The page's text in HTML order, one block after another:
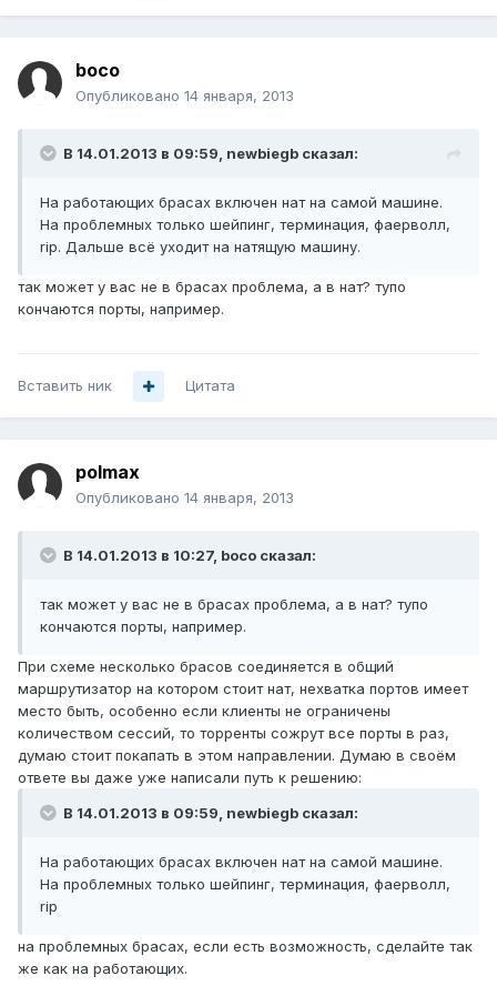
boco
Опубликовано 14 января, 2013
В 14.01.2013 в 09:59, newbiegb сказал:
На работающих брасах включен нат на самой машине.
На проблемных только шейпинг, терминация, фаерволл,
rip. Дальше всё уходит на натящую машину.
так может у вас не в брасах проблема, а в нат? тупо
кончаются порты, например.
Вставить ник Цитата
polmax
Опубликовано 14 января, 2013
В 14.01.2013 в 10:27, boco сказал:
так может у вас не в брасах проблема, а в нат? тупо
кончаются порты, например.
При схеме несколько брасов соединяется в общий
маршрутизатор на котором стоит нат, нехватка портов имеет
место быть, особенно если клиенты не ограничены
количеством сессий, то торренты сожрут все порты в раз,
думаю стоит покапать в этом направлении. Думаю в своём
ответе вы даже уже написали путь к решению:
В 14.01.2013 в 09:59, newbiegb сказал:
На работающих брасах включен нат на самой машине.
На проблемных только шейпинг, терминация, фаерволл,
rip
на проблемных брасах, если есть возможность, сделайте так
же как на работающих.